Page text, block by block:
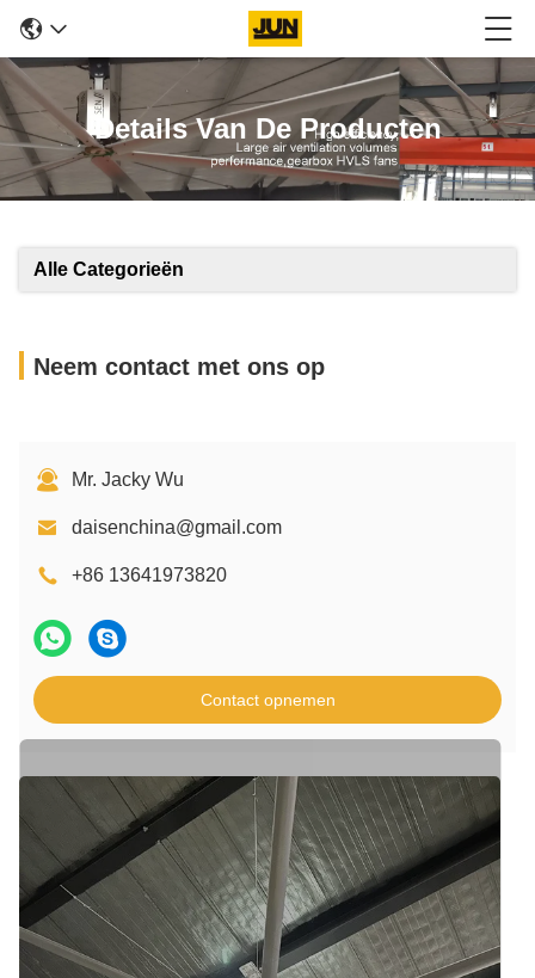
Details Van De Producten
Alle Categorieën
Neem contact met ons op
Mr. Jacky Wu
daisenchina@gmail.com
+86 13641973820
Contact opnemen